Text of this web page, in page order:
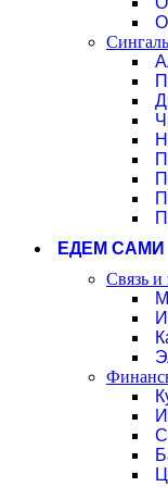
О
ЕДЕМ САМИ
Связь и